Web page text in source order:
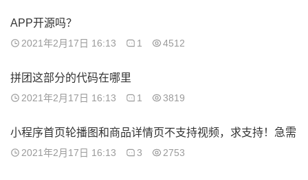
APP开源吗？
2021年2月17日 16:13 1 4512
拼团这部分的代码在哪里
2021年2月17日 16:13 1 3819
小程序首页轮播图和商品详情页不支持视频，求支持！急需
2021年2月17日 16:13 3 2753